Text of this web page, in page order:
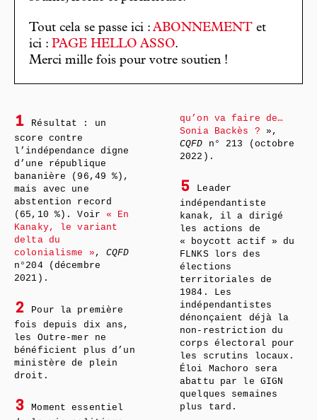
Tout cela se passe ici : ABONNEMENT et
ici : PAGE HELLO ASSO.
Merci mille fois pour votre soutien !
1
Résultat : un
score contre
l’indépendance digne
d’une république
bananière (96,49 %),
mais avec une
abstention record
(65,10 %). Voir« En
Kanaky, le variant
delta du
colonialisme » ,CQFD
n°204 (décembre
2021).
2
Pour la première
fois depuis dix ans,
les Outre-mer ne
bénéficient plus d’un
ministère de plein
droit.
3
Moment essentiel
qu’on va faire de…
Sonia Backès ? »,
CQFD n° 213 (octobre
2022).
5
Leader
indépendantiste
kanak, il a dirigé
les actions de
« boycott actif » du
FLNKS lors des
élections
territoriales de
1984. Les
indépendantistes
dénonçaient déjà la
non-restriction du
corps électoral pour
les scrutins locaux.
Éloi Machoro sera
abattu par le GIGN
quelques semaines
plus tard.